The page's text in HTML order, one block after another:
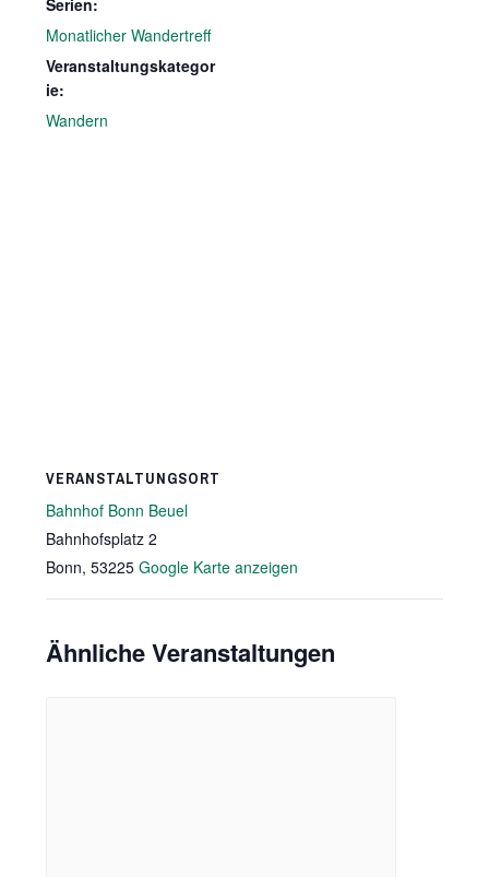
Monatlicher Wandertreff
Veranstaltungskategor
ie:
Wandern
VERANSTALTUNGSORT
Bahnhof Bonn Beuel
Bahnhofsplatz 2
Bonn, 53225 Google Karte anzeigen
Ähnliche Veranstaltungen